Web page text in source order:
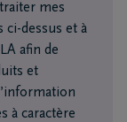
mes
ci-dessus et à
afin de
et
à caractère